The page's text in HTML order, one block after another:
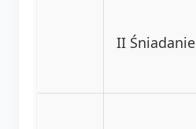
II Śniadanie